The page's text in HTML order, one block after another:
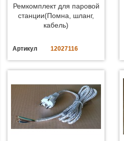
Ремкомплект для паровой
станции(Помна, шланг,
кабель)
Артикул 12027116